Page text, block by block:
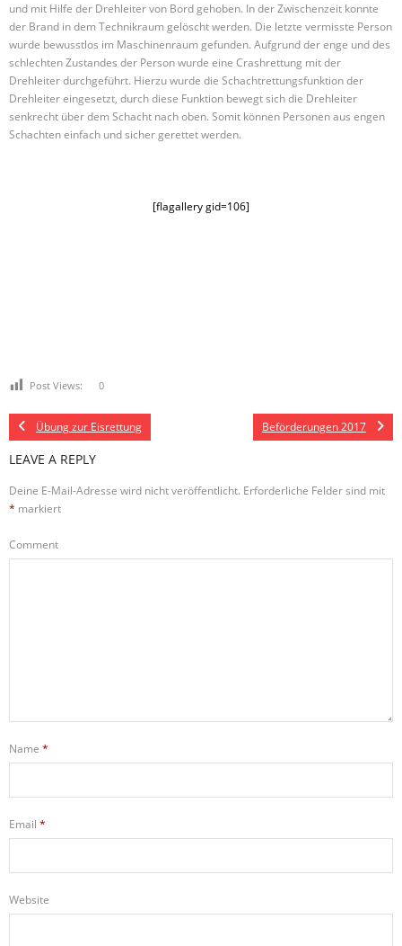
und mit Hilfe der Drehleiter von Bord gehoben. In der Zwischenzeit konnte
der Brand in dem Technikraum gelöscht werden. Die letzte vermisste Person
wurde bewusstlos im Maschinenraum gefunden. Aufgrund der enge und des
schlechten Zustandes der Person wurde eine Crashrettung mit der
Drehleiter durchgeführt. Hierzu wurde die Schachtrettungsfunktionder
Drehleiter eingesetzt, durch diese Funktion bewegt sich die Drehleiter
senkrecht über dem Schacht nach oben. Somit können Personen aus engen
Schachten einfach und sicher gerettet werden.
[flagallery gid=106]
Post Views: 0
Übung zur Eisrettung Beförderungen 2017
LEAVE A REPLY
Deine E-Mail-Adresse wird nicht veröffentlicht. Erforderliche Felder sind mit
* markiert
Comment
Name *
Email *
Website